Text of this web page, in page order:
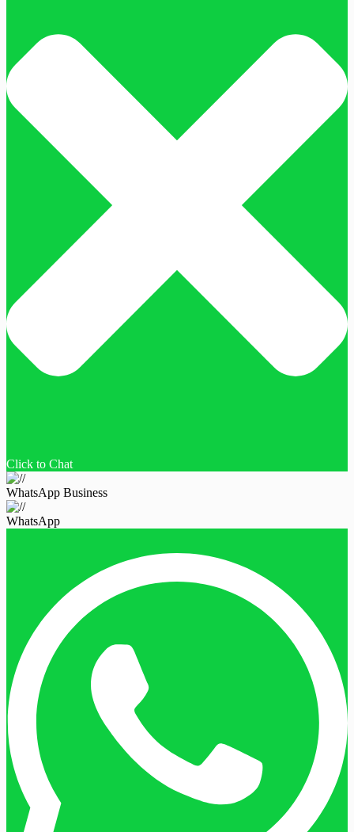
Click to Chat
WhatsApp Business
WhatsApp